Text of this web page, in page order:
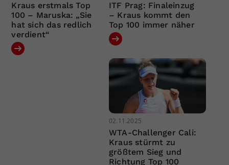
Kraus erstmals Top
100 – Maruska: „Sie
hat sich das redlich
verdient“
ITF Prag: Finaleinzug
– Kraus kommt den
Top 100 immer näher
02.11.2025
WTA-Challenger Cali:
Kraus stürmt zu
größtem Sieg und
Richtung Top 100